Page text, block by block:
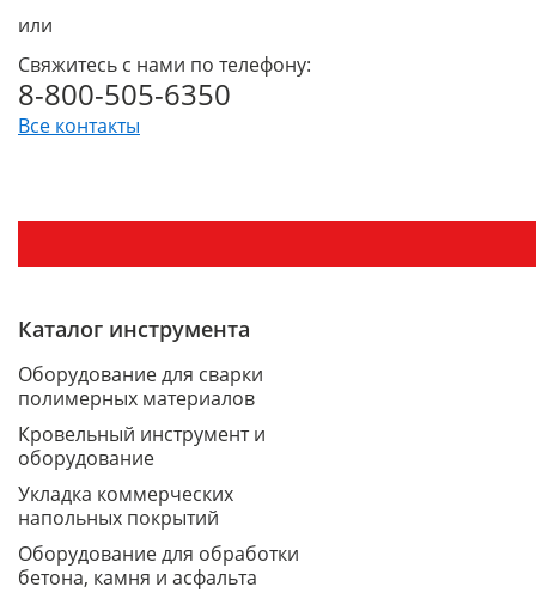
или
Свяжитесь с нами по телефону:
8-800-505-6350
Все контакты
Каталог инструмента
Оборудование для сварки
полимерных материалов
Кровельный инструмент и
оборудование
Укладка коммерческих
напольных покрытий
Оборудование для обработки
бетона, камня и асфальта